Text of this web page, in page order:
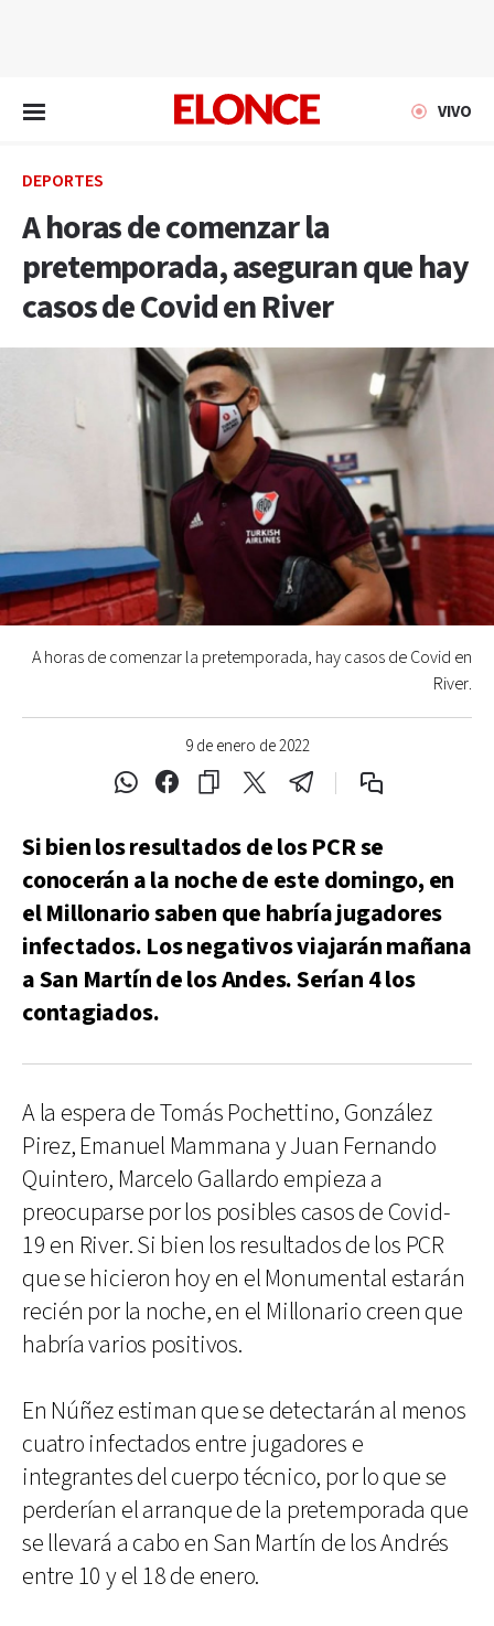
VIVO
DEPORTES
A horas de comenzar la
pretemporada, aseguran que hay
casos de Covid en River
9 de enero de 2022
A horas de comenzar la pretemporada, hay casos de Covid en
River.
Si bien los resultados de los PCR se
conocerán a la noche de este domingo, en
el Millonario saben que habría jugadores
infectados. Los negativos viajarán mañana
a San Martín de los Andes. Serían 4 los
contagiados.
A la espera de Tomás Pochettino, González
Pirez, Emanuel Mammana y Juan Fernando
Quintero, Marcelo Gallardo empieza a
preocuparse por los posibles casos de Covid-
19 en River. Si bien los resultados de los PCR
que se hicieron hoy en el Monumental estarán
recién por la noche, en el Millonario creen que
habría varios positivos.
En Núñez estiman que se detectarán al menos
cuatro infectados entre jugadores e
integrantes del cuerpo técnico, por lo que se
perderían el arranque de la pretemporada que
se llevará a cabo en San Martín de los Andrés
entre 10 y el 18 de enero.